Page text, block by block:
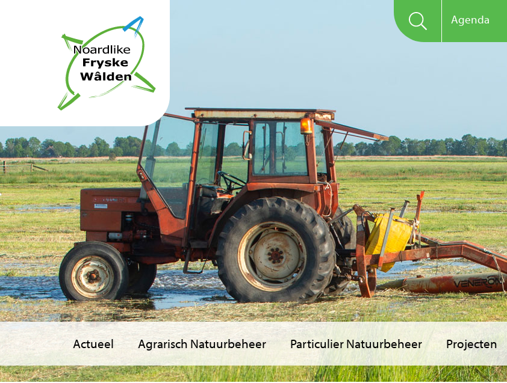
Agenda
Actueel Agrarisch Natuurbeheer Particulier Natuurbeheer Projecten